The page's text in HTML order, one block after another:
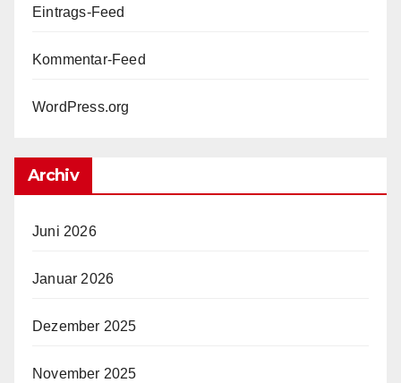
Eintrags-Feed
Kommentar-Feed
WordPress.org
Archiv
Juni 2026
Januar 2026
Dezember 2025
November 2025